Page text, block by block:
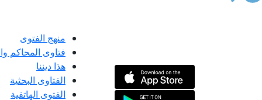
منهج الفتوى
فتاوى المحاكم
هذا ديننا
الفتاوى البحثية
الفتوى الهاتفية